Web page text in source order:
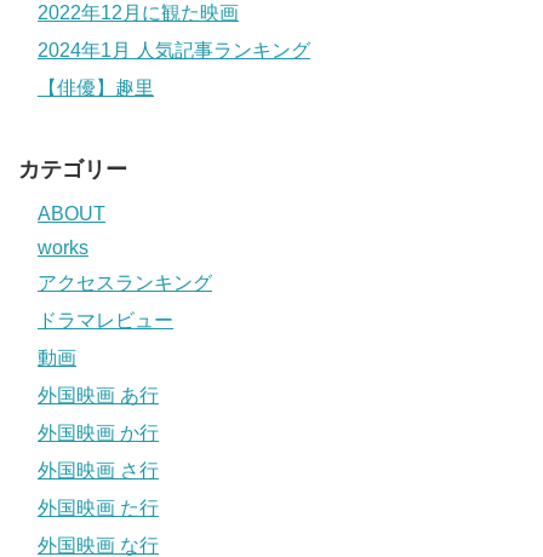
2022年12月に観た映画
2024年1月 人気記事ランキング
【俳優】趣里
カテゴリー
ABOUT
works
アクセスランキング
ドラマレビュー
動画
外国映画 あ行
外国映画 か行
外国映画 さ行
外国映画 た行
外国映画 な行